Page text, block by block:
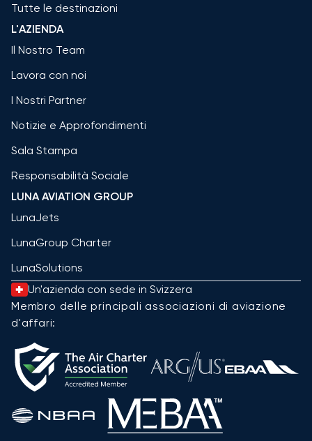
Tutte le destinazioni
L'AZIENDA
Il Nostro Team
Lavora con noi
I Nostri Partner
Notizie e Approfondimenti
Sala Stampa
Responsabilità Sociale
LUNA AVIATION GROUP
LunaJets
LunaGroup Charter
LunaSolutions
Un'azienda con sede in Svizzera
Membro delle principali associazioni di aviazione
d'affari: